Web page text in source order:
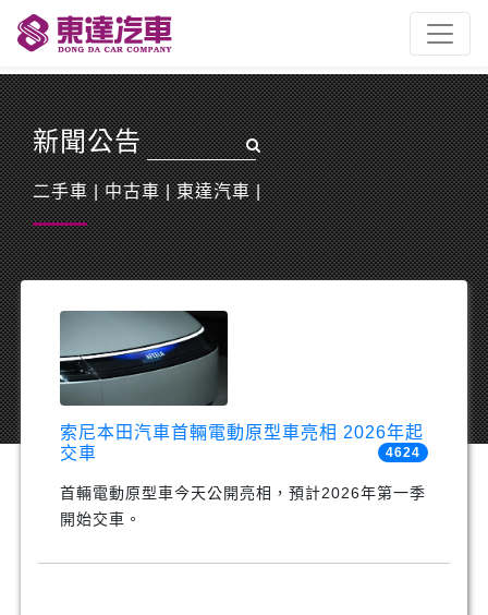
新聞公告
二手車|中古車|東達汽車|
索尼本田汽車首輛電動原型車亮相 2026年起
交車
4624
首輛電動原型車今天公開亮相，預計2026年第一季
開始交車。